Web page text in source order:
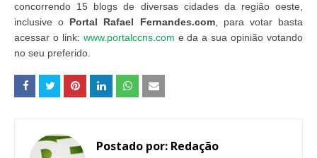
concorrendo 15 blogs de diversas cidades da região oeste,
inclusive o Portal Rafael Fernandes.com, para votar basta
acessar o link: www.portalccns.com e da a sua opinião votando
no seu preferido.
Postado por: Redação